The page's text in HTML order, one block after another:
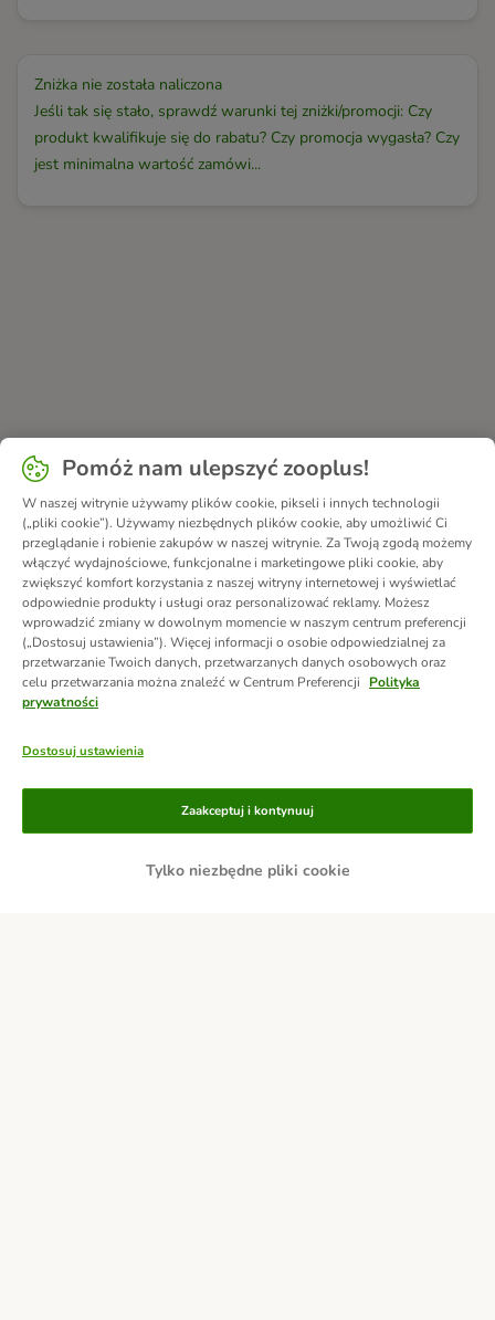
Zniżka nie została naliczona
Jeśli tak się stało, sprawdź warunki tej zniżki/promocji: Czy
produkt kwalifikuje się do rabatu? Czy promocja wygasła? Czy
jest minimalna wartość zamówi...
Metody płatności
Przelew Za pobraniem
Pomóż nam ulepszyć zooplus!
W naszej witrynie używamy plików cookie, pikseli i innych technologii
(„pliki cookie”). Używamy niezbędnych plików cookie, aby umożliwić Ci
przeglądanie i robienie zakupów w naszej witrynie. Za Twoją zgodą możemy
włączyć wydajnościowe, funkcjonalne i marketingowe pliki cookie, aby
zwiększyć komfort korzystania z naszej witryny internetowej i wyświetlać
odpowiednie produkty i usługi oraz personalizować reklamy. Możesz
wprowadzić zmiany w dowolnym momencie w naszym centrum preferencji
(„Dostosuj ustawienia”). Więcej informacji o osobie odpowiedzialnej za
przetwarzanie Twoich danych, przetwarzanych danych osobowych oraz
celu przetwarzania można znaleźć w Centrum Preferencji
Polityka
prywatności
Dostosuj ustawienia
Tylko niezbędne pliki cookie
Zaakceptuj i kontynuuj